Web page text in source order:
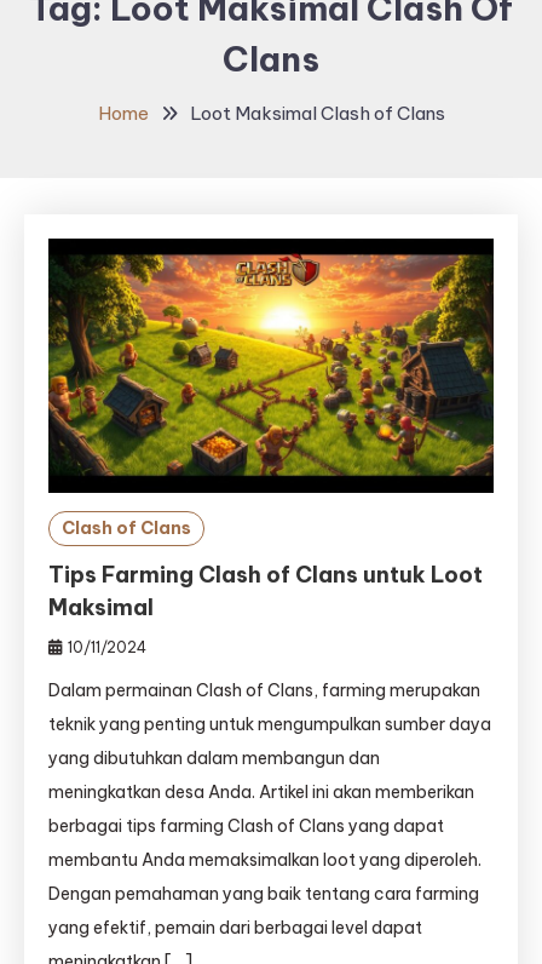
Clans
Home Loot Maksimal Clash of Clans
Clash of Clans
Tips Farming Clash of Clans untuk Loot
Maksimal
10/11/2024
Dalam permainan Clash of Clans, farming merupakan
teknik yang penting untuk mengumpulkan sumber daya
yang dibutuhkan dalam membangun dan
meningkatkan desa Anda. Artikel ini akan memberikan
berbagai tips farming Clash of Clans yang dapat
membantu Anda memaksimalkan loot yang diperoleh.
Dengan pemahaman yang baik tentang cara farming
yang efektif, pemain dari berbagai level dapat